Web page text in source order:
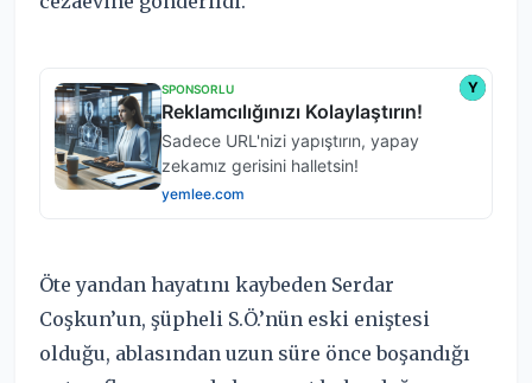
Öte yandan hayatını kaybeden Serdar
Coşkun’un, şüpheli S.Ö.’nün eski eniştesi
olduğu, ablasından uzun süre önce boşandığı